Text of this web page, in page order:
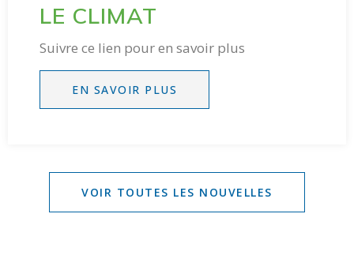
LE CLIMAT
Suivre ce lien pour en savoir plus
EN SAVOIR PLUS
VOIR TOUTES LES NOUVELLES